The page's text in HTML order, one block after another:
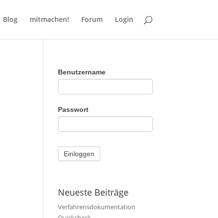
Blog mitmachen! Forum Login
Benutzername
Passwort
Neueste Beiträge
Verfahrensdokumentation